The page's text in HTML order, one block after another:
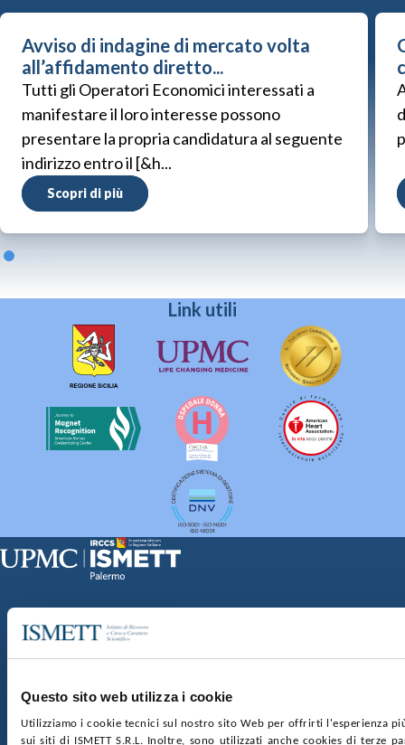
Questo sito web utilizza i cookie
Utilizziamo i cookie tecnici sul nostro sito Web per offrirti l'esperienza
sui siti di ISMETT S.R.L. Inoltre, sono utilizzati anche cookies di terze
Avviso di indagine di mercato volta
all’affidamento diretto...
Tutti gli Operatori Economici interessati a
manifestare il loro interesse possono
presentare la propria candidatura al seguente
indirizzo entro il [&h...
Scopri di più
Link utili
Via Discesa dei Giudici 4 90133 Palermo
nr. REA PA-201818 P.I. 04544550827